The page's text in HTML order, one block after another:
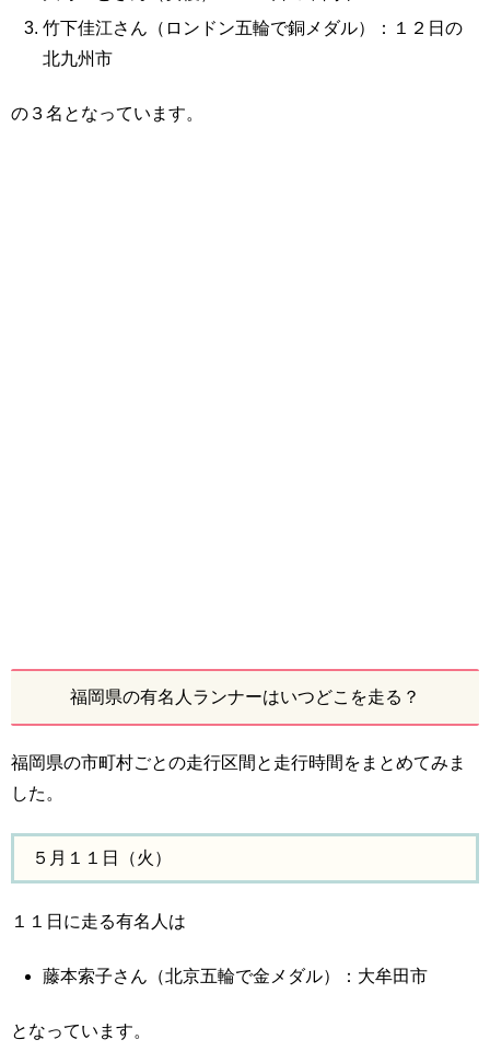
竹下佳江さん（ロンドン五輪で銅メダル）：１２日の
北九州市
の３名となっています。
福岡県の有名人ランナーはいつどこを走る？
福岡県の市町村ごとの走行区間と走行時間をまとめてみま
した。
５月１１日（火）
１１日に走る有名人は
藤本索子さん（北京五輪で金メダル）：大牟田市
となっています。